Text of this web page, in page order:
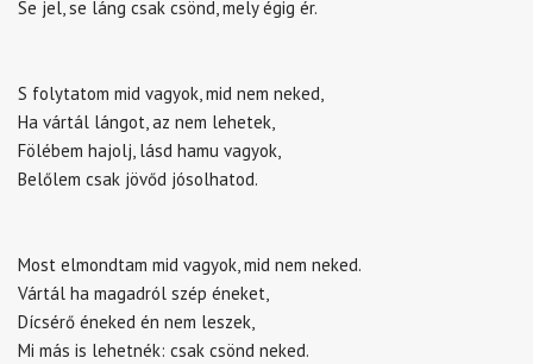
Se jel, se láng csak csönd, mely égig ér.
S folytatom mid vagyok, mid nem neked,
Ha vártál lángot, az nem lehetek,
Fölébem hajolj, lásd hamu vagyok,
Belőlem csak jövőd jósolhatod.
Most elmondtam mid vagyok, mid nem neked.
Vártál ha magadról szép éneket,
Dícsérő éneked én nem leszek,
Mi más is lehetnék: csak csönd neked.